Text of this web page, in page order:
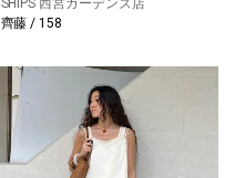
齊藤 / 158